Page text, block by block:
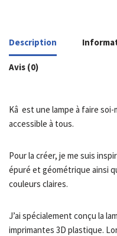
Description
Avis (0)
Kâ est une lampe à faire
accessible à tous.
Pour la créer, je me suis
épuré et géométrique ainsi
couleurs claires.
J’ai spécialement conçu la
imprimantes 3D plastique.